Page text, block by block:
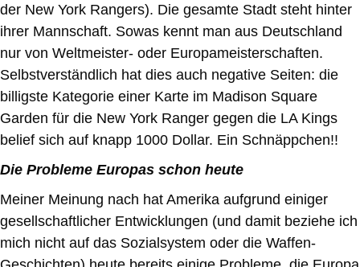
der New York Rangers). Die gesamte Stadt steht hinter
ihrer Mannschaft. Sowas kennt man aus Deutschland
nur von Weltmeister- oder Europameisterschaften.
Selbstverständlich hat dies auch negative Seiten: die
billigste Kategorie einer Karte im Madison Square
Garden für die New York Ranger gegen die LA Kings
belief sich auf knapp 1000 Dollar. Ein Schnäppchen!!
Die Probleme Europas schon heute
Meiner Meinung nach hat Amerika aufgrund einiger
gesellschaftlicher Entwicklungen (und damit beziehe ich
mich nicht auf das Sozialsystem oder die Waffen-